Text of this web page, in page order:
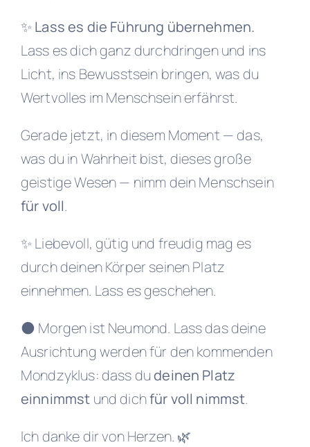
✨ Lass es die Führung übernehmen.
Lass es dich ganz durchdringen und ins
Licht, ins Bewusstsein bringen, was du
Wertvolles im Menschsein erfährst.
Gerade jetzt, in diesem Moment — das,
was du in Wahrheit bist, dieses große
geistige Wesen — nimm dein Menschsein
für voll.
✨ Liebevoll, gütig und freudig mag es
durch deinen Körper seinen Platz
einnehmen. Lass es geschehen.
🌑 Morgen ist Neumond. Lass das deine
Ausrichtung werden für den kommenden
Mondzyklus: dass dudeinen Platz
einnimmst und dichfür voll nimmst.
Ich danke dir von Herzen. 🌿